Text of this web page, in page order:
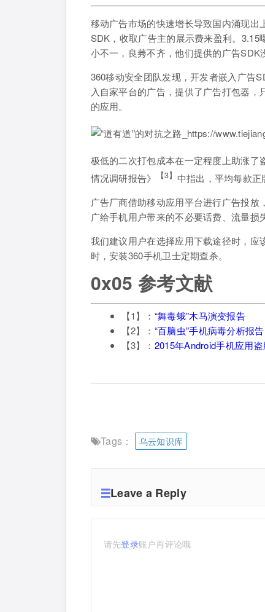
移动广告市场的快速增长导致国内涌现
SDK，收取广告主的展示费来盈利。
小不一，良莠不齐，他们提供的广告SDK
360移动安全团队发现，开发者嵌入广告
入自家平台的广告，提供了广告打包器
的应用。
极低的二次打包成本在一定程度上助涨了
情况调研报告》
【3】 中指出，平均每款正
广告厂商借助移动应用平台进行广告投
广给手机用户带来的不必要话费、流量损失
我们建议用户在选择应用下载途径时，
时，安装360手机卫士定期查杀。
0x05 参考文献
【1】： “舞毒蛾”木马演变报告
【2】： “百脑虫”手机病毒分析报告
【3】： 2015年Android手机应用
Tags： 乌云知识库
Leave a Reply
请先登录账户再评论哦